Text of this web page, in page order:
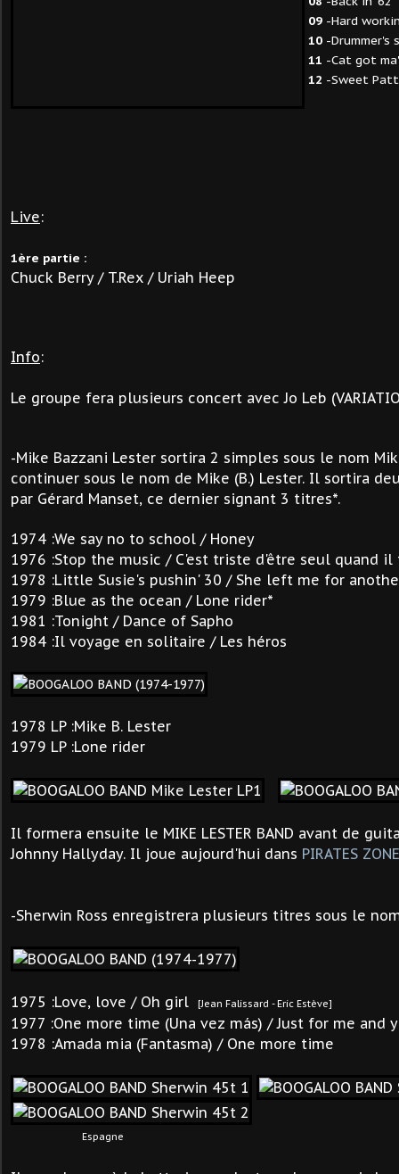
09 -Hard
10 -Drummer's
11 -Cat got
12 -Sweet
Live:
1ère partie :
Chuck Berry / T.Rex / Uriah Heep
Info:
Le groupe fera plusieurs concert avec Jo Leb
-Mike Bazzani Lester sortira 2 simples sous le nom
continuer sous le nom de Mike (B.) Lester. Il sortira
par Gérard Manset, ce dernier signant 3 titres*.
1974 :We say no to school / Honey
1976 :Stop the music / C'est triste d'être seul quand il
1978 :Little Susie's pushin' 30 / She left me for
1979 :Blue as the ocean / Lone rider*
1981 :Tonight / Dance of Sapho
1984 :Il voyage en solitaire / Les héros
1978 LP :Mike B. Lester
1979 LP :Lone rider
Il formera ensuite le MIKE LESTER BAND avant de
Johnny Hallyday. Il joue aujourd'hui dans PIRATES ZONE
-Sherwin Ross enregistrera plusieurs titres sous le
1975 :Love, love / Oh girl [Jean Falissard - Eric Estève]
1977 :One more time (Una vez más) / Just for me and
1978 :Amada mia (Fantasma) / One more time
Espagne